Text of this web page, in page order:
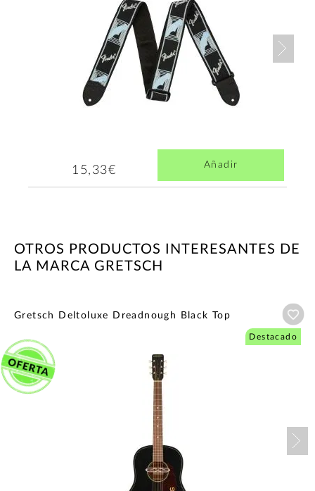
15,33€ Añadir
OTROS PRODUCTOS INTERESANTES DE
LA MARCA GRETSCH
Gretsch Deltoluxe Dreadnough Black Top
Destacado